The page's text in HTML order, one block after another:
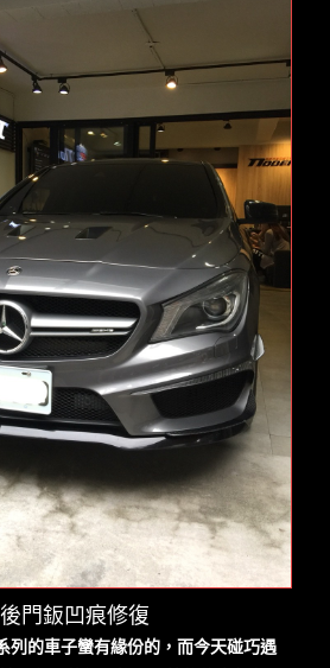
門鈑凹痕修復
列的車子蠻有緣份的，而今天碰巧遇